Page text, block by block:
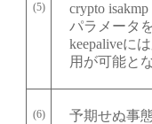
(5)
crypto
パラメータ
keepaliveに
用が可能と
(6)
予期せぬ事